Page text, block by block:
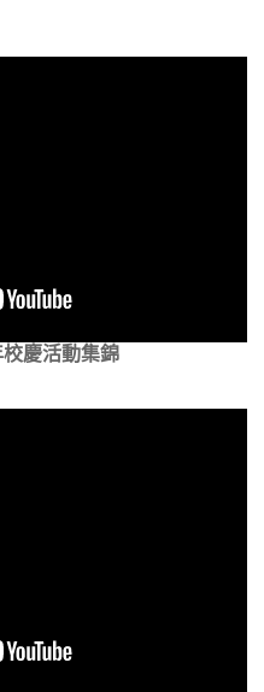
慶活動集錦